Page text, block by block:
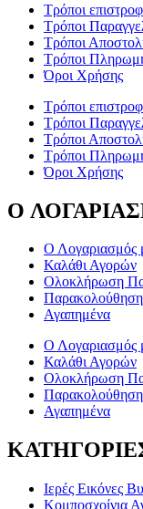
Τρόποι
Τρόποι
Τρόποι
Τρόποι
Όροι Χρήσης
Τρόποι
Τρόποι
Τρόποι
Τρόποι
Όροι Χρήσης
O
Ο Λογαριασμός
Καλάθι Αγορών
Ολοκλήρωση
Παρακολούθηση
Αγαπημένα
Ο Λογαριασμός
Καλάθι Αγορών
Ολοκλήρωση
Παρακολούθηση
Αγαπημένα
Ιερές Εικόνες
Κομποσχοίνια